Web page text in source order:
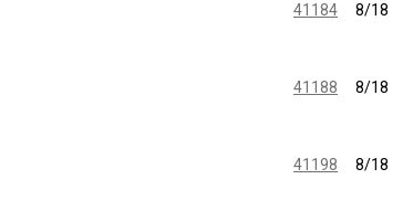
41184 8/18
41188 8/18
41198 8/18